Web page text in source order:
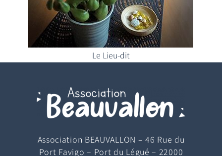
Le Lieu-dit
Association BEAUVALLON – 46 Rue du
Port Favigo – Port du Légué – 22000